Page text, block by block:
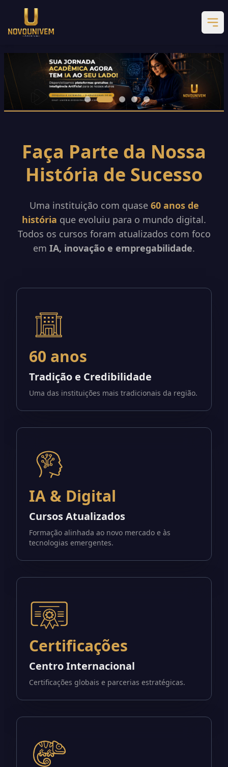
Faça Parte da Nossa
História de Sucesso
Uma instituição com quase 60 anos de
história que evoluiu para o mundo digital.
Todos os cursos foram atualizados com foco
em IA, inovação e empregabilidade.
60 anos
Tradição e Credibilidade
Uma das instituições mais tradicionais da região.
IA & Digital
Cursos Atualizados
Formação alinhada ao novo mercado e às
tecnologias emergentes.
Certificações
Centro Internacional
Certificações globais e parcerias estratégicas.